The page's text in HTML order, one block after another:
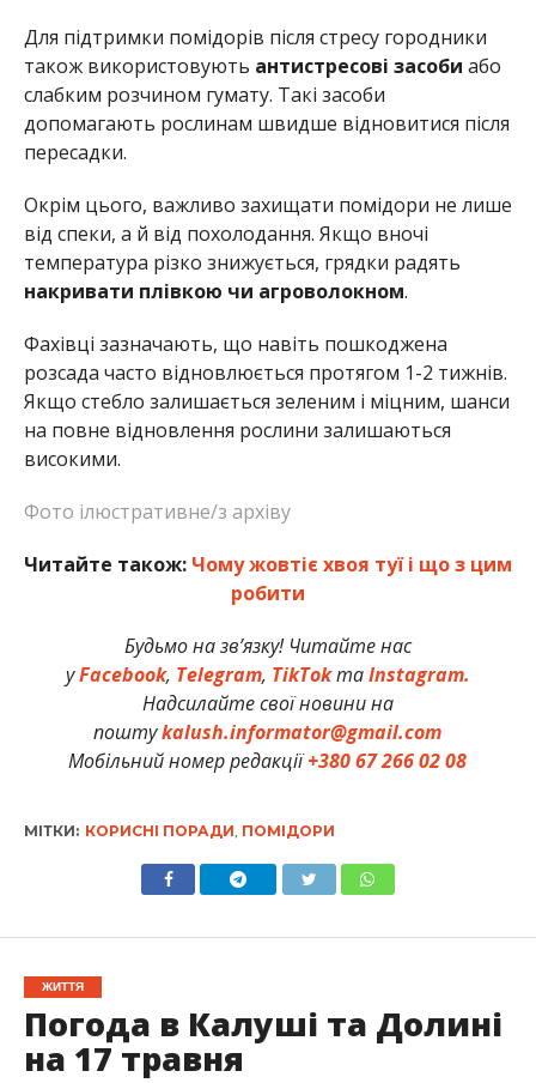
Для підтримки помідорів після стресу городники
також використовують антистресові засоби або
слабким розчином гумату. Такі засоби
допомагають рослинам швидше відновитися після
пересадки.
Окрім цього, важливо захищати помідори не лише
від спеки, а й від похолодання. Якщо вночі
температура різко знижується, грядки радять
накривати плівкою чи агроволокном.
Фахівці зазначають, що навіть пошкоджена
розсада часто відновлюється протягом 1-2 тижнів.
Якщо стебло залишається зеленим і міцним, шанси
на повне відновлення рослини залишаються
високими.
Фото ілюстративне/з архіву
Читайте також: Чому жовтіє хвоя туї і що з цим
робити
Будьмо на зв’язку! Читайте нас
уFacebook, Telegram, TikTokтаInstagram.
Надсилайте свої новини на
поштуkalush.informator@gmail.com
Мобільний номер редакції+380 67 266 02 08
МІТКИ: КОРИСНІ ПОРАДИ, ПОМІДОРИ
ЖИТТЯ
Погода в Калуші та Долині
на 17 травня